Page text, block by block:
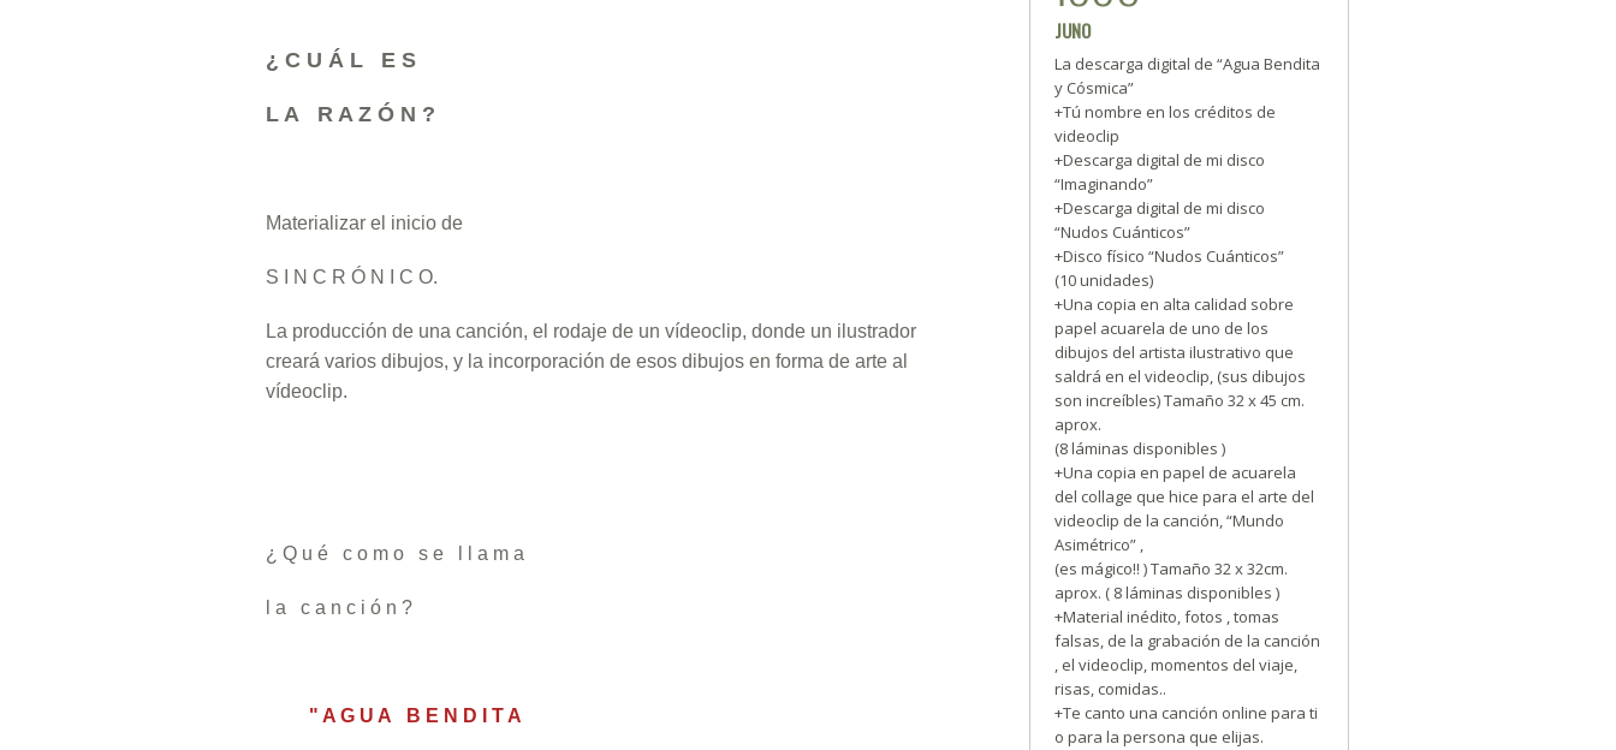
¿ C U Á L E S
L A R A Z Ó N ?
Materializar el inicio de
S I N C R Ó N I C O.
La producción de una canción, el rodaje de un vídeoclip, donde un ilustrador
creará varios dibujos, y la incorporación de esos dibujos en forma de arte al
vídeoclip.
¿ Q u é c o m o s e l l a m a
l a c a n c i ó n ?
" A G U A B E N D I T A
JUNO
La descarga digital de “Agua Bendita
y Cósmica”
+Tú nombre en los créditos de
videoclip
+Descarga digital de mi disco
“Imaginando”
+Descarga digital de mi disco
“Nudos Cuánticos”
+Disco físico “Nudos Cuánticos”
(10 unidades)
+Una copia en alta calidad sobre
papel acuarela de uno de los
dibujos del artista ilustrativo que
saldrá en el videoclip, (sus dibujos
son increíbles) Tamaño 32 x 45 cm.
aprox.
(8 láminas disponibles )
+Una copia en papel de acuarela
del collage que hice para el arte del
videoclip de la canción, “Mundo
Asimétrico” ,
(es mágico!! ) Tamaño 32 x 32cm.
aprox. ( 8 láminas disponibles )
+Material inédito, fotos , tomas
falsas, de la grabación de la canción
, el videoclip, momentos del viaje,
risas, comidas..
+Te canto una canción online para ti
o para la persona que elijas.